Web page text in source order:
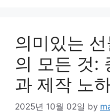
의미있는
의 모든 것:
과 제작 노
2025년 10월 02일 by